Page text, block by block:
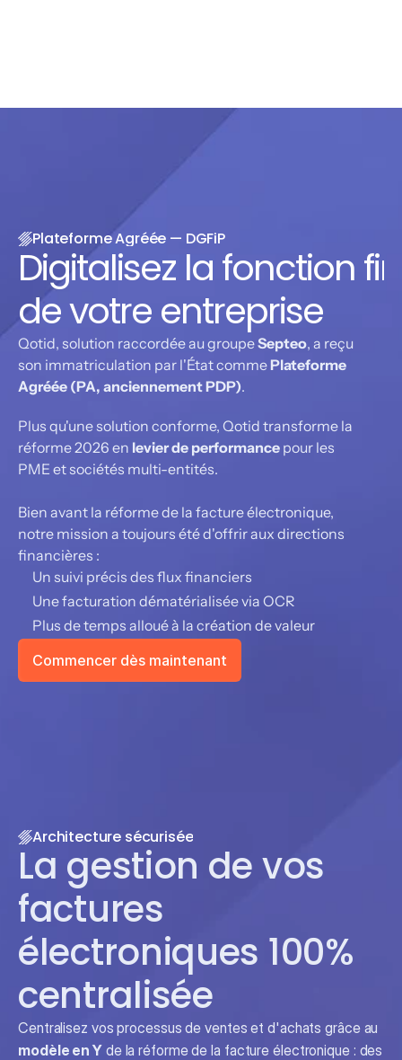
Plateforme Agréée — DGFiP
Digitalisez la fonction
de votre entreprise
Qotid, solution raccordée au groupe Septeo, a reçu
son immatriculation par l'État comme Plateforme
Agréée (PA, anciennement PDP).
Plus qu'une solution conforme, Qotid transforme la
réforme 2026 en levier de performance pour les
PME et sociétés multi-entités.
Bien avant la réforme de la facture électronique,
notre mission a toujours été d'offrir aux directions
financières :
Un suivi précis des flux financiers
Une facturation dématérialisée via OCR
Plus de temps alloué à la création de valeur
Commencer dès maintenant
Architecture sécurisée
La gestion de vos
factures
électroniques 100%
centralisée
modèle en Y de la réforme de la facture électronique : des